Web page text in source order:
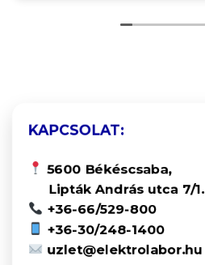
KAPCSOLAT:
5600 Békéscsaba,
Lipták András utca 7/1.
+36-66/529-800
+36-30/248-1400
uzlet@elektrolabor.hu